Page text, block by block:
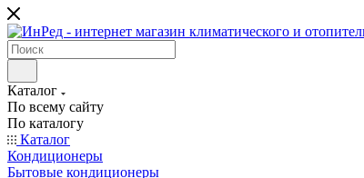
Каталог
По всему сайту
По каталогу
Каталог
Кондиционеры
Бытовые кондиционеры